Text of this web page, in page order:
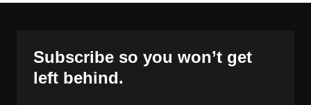
Subscribe so you won’t get
left behind.